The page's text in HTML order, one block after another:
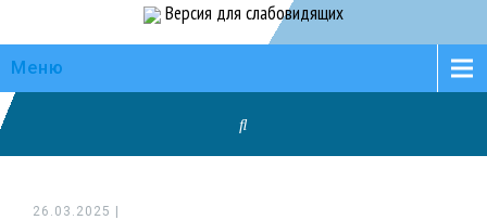
Версия для слабовидящих
Меню
26.03.2025